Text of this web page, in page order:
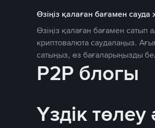
Өзіңіз қалаған бағамен
Өзіңіз қалаған бағамен сатып
криптовалюта саудалаңыз.
сатыңыз, өз бағаларыңызды
P2P блогы
Үздік төлеу